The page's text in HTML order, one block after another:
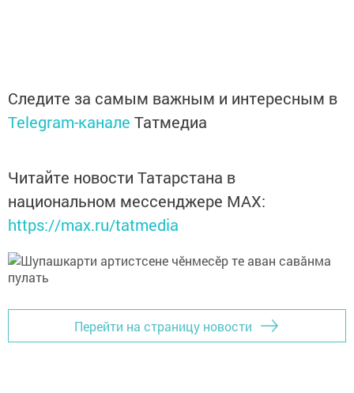
Следите за самым важным и интересным в
Telegram-канале Татмедиа
Читайте новости Татарстана в
национальном мессенджере MАХ:
https://max.ru/tatmedia
Перейти на страницу новости